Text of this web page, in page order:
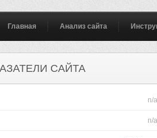
Главная Анализ сайта
САЙТА
n/a
n/a